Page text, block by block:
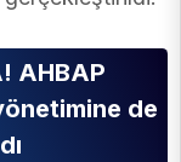
AHBAP
de